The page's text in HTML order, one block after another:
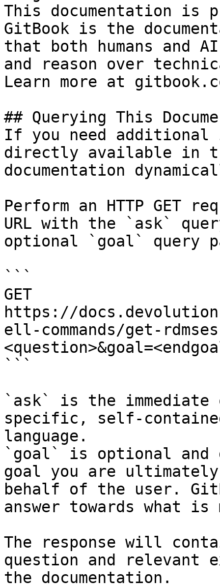
This documentation is
GitBook is the
that both humans and
and reason over
Learn more at
## Querying This
If you need
directly available in
documentation
Perform an HTTP GET
URL with the `ask`
optional `goal` query
```
GET
https://
ell-commands/get-
```
`ask` is the
specific, self-
language.
`goal` is optional and
goal you are
behalf of the user.
answer towards what
The response will
question and relevant
the documentation.